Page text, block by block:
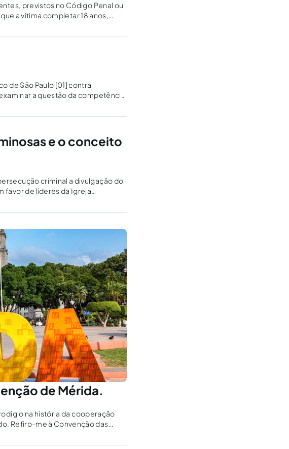
previstos no Código Penal ou
a vítima completar 18 anos,
de São Paulo [01] contra
a questão da competência
e o conceito
criminal a divulgação do
favor de líderes da Igreja
de Mérida.
na história da cooperação
Refiro-me à Convenção das